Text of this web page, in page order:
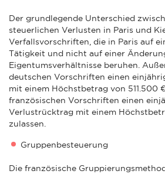
Der grundlegende Unterschied
steuerlichen Verlusten in Paris und
Verfallsvorschriften, die in Paris auf
Tätigkeit und nicht auf einer
Eigentumsverhältnisse beruhen.
deutschen Vorschriften einen
mit einem Höchstbetrag von 511.500
französischen Vorschriften einen
Verlustrücktrag mit einem
zulassen.
Gruppenbesteuerung
Die französische